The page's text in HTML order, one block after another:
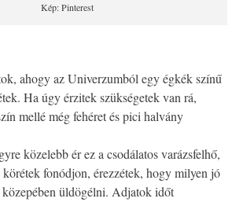
Kép: Pinterest
ahogy az Univerzumból egy égkék színű
Ha úgy érzitek szükségetek van rá,
mellé még fehéret és pici halvány
közelebb ér ez a csodálatos varázsfelhő,
fonódjon, érezzétek, hogy milyen jó
üldögélni. Adjatok időt